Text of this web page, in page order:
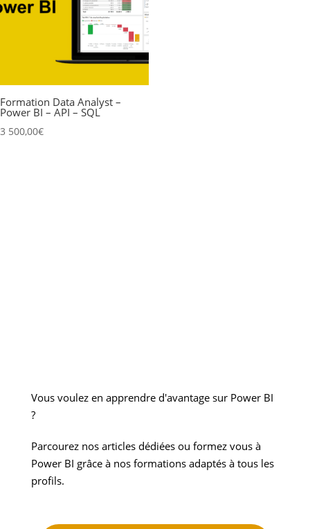
Formation Data Analyst –
Power BI – API – SQL
3 500,00€
Vous voulez en apprendre d'avantage sur Power BI
?
Parcourez nos articles dédiées ou formez vous à
Power BI grâce à nos formations adaptés à tous les
profils.